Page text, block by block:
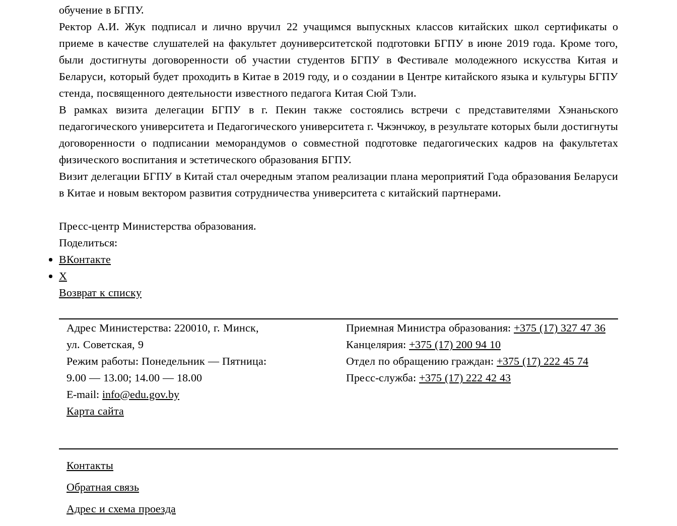
обучение в БГПУ.
Ректор А.И. Жук подписал и лично вручил 22 учащимся выпускных классов китайских школ сертификаты о
приеме в качестве слушателей на факультет доуниверситетской подготовки БГПУ в июне 2019 года. Кроме того,
были достигнуты договоренности об участии студентов БГПУ в Фестивале молодежного искусства Китая и
Беларуси, который будет проходить в Китае в 2019 году, и о создании в Центре китайского языка и культуры БГПУ
стенда, посвященного деятельности известного педагога Китая Сюй Тэли.
В рамках визита делегации БГПУ в г. Пекин также состоялись встречи с представителями Хэнаньского
педагогического университета и Педагогического университета г. Чжэнчжоу, в результате которых были достигнуты
договоренности о подписании меморандумов о совместной подготовке педагогических кадров на факультетах
физического воспитания и эстетического образования БГПУ.
Визит делегации БГПУ в Китай стал очередным этапом реализации плана мероприятий Года образования Беларуси
в Китае и новым вектором развития сотрудничества университета с китайский партнерами.
Пресс-центр Министерства образования.
Поделиться:
ВКонтакте
X
Возврат к списку
Адрес Министерства: 220010, г. Минск,
ул. Советская, 9
Режим работы: Понедельник — Пятница:
9.00 — 13.00; 14.00 — 18.00
E-mail: info@edu.gov.by
Карта сайта
Приемная Министра образования: +375 (17) 327 47 36
Канцелярия: +375 (17) 200 94 10
Отдел по обращению граждан: +375 (17) 222 45 74
Пресс-служба: +375 (17) 222 42 43
Контакты
Обратная связь
Адрес и схема проезда